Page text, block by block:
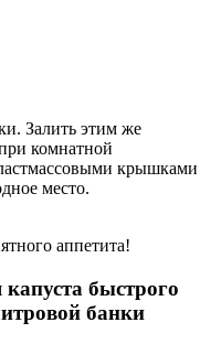
Залить этим же
комнатной
крышками
место.
аппетита!
быстрого
банки